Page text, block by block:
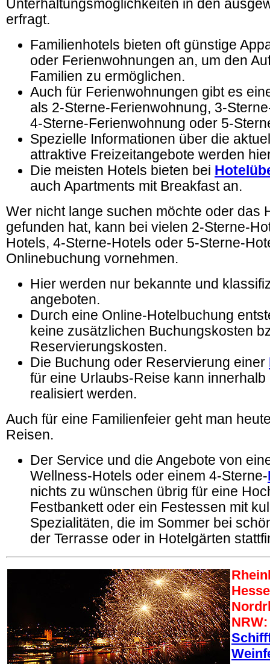
Unterhaltungsmöglichkeiten in den
erfragt.
Familienhotels bieten oft günstige
oder Ferienwohnungen an, um den
Familien zu ermöglichen.
Auch für Ferienwohnungen gibt es
als 2-Sterne-Ferienwohnung, 3-
4-Sterne-Ferienwohnung oder 5-
Spezielle Informationen über die
attraktive Freizeitangebote werden
Die meisten Hotels bieten bei
auch Apartments mit Breakfast an.
Wer nicht lange suchen möchte oder das
gefunden hat, kann bei vielen 2-Sterne-
Hotels, 4-Sterne-Hotels oder 5-Sterne-
Onlinebuchung vornehmen.
Hier werden nur bekannte und
angeboten.
Durch eine Online-Hotelbuchung
keine zusätzlichen Buchungskosten
Reservierungskosten.
Die Buchung oder Reservierung einer
für eine Urlaubs-Reise kann
realisiert werden.
Auch für eine Familienfeier geht man
Reisen.
Der Service und die Angebote von
Wellness-Hotels oder einem 4-Sterne-
nichts zu wünschen übrig für eine
Festbankett oder ein Festessen mit
Spezialitäten, die im Sommer bei
der Terrasse oder in Hotelgärten
NRW: